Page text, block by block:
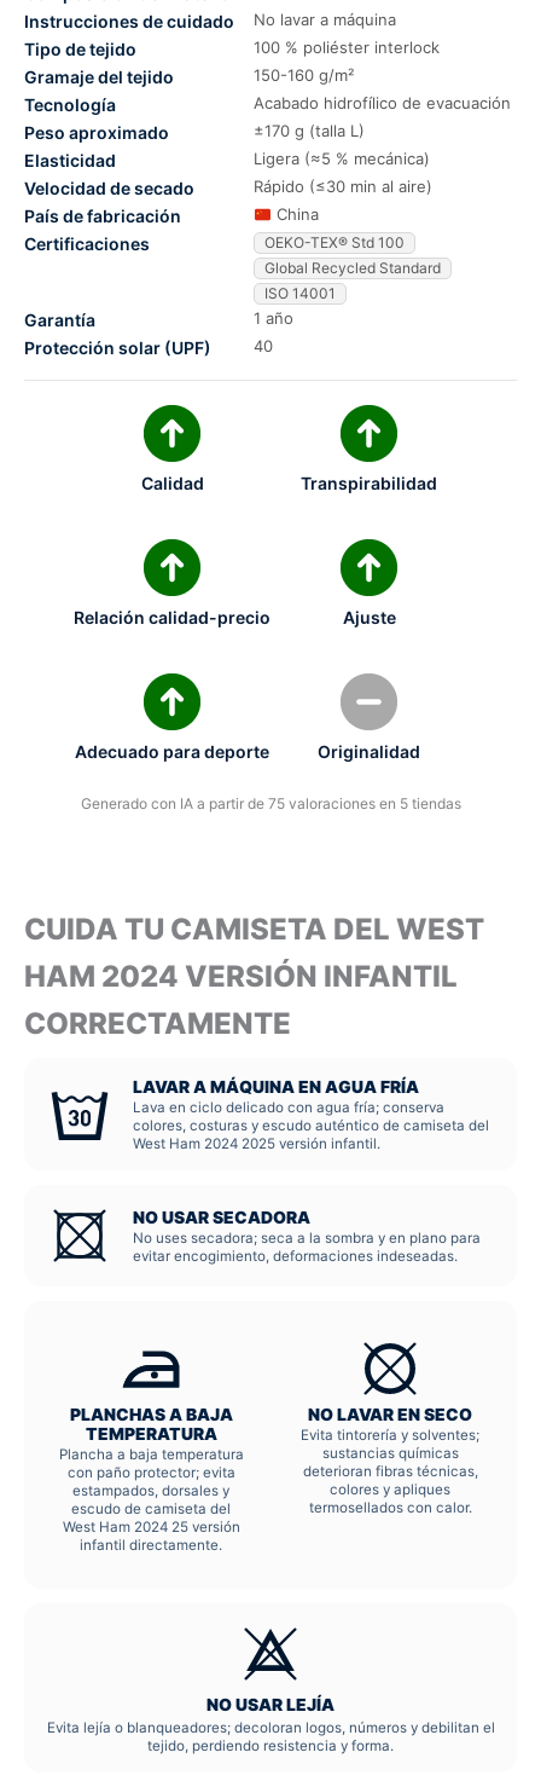
Instrucciones de cuidado No lavar a máquina
Tipo de tejido 100 % poliéster interlock
Gramaje del tejido 150-160 g/m²
Tecnología Acabado hidrofílico de evacuación
Peso aproximado ±170 g (talla L)
Elasticidad Ligera (≈5 % mecánica)
Velocidad de secado Rápido (≤30 min al aire)
País de fabricación China
Certificaciones
OEKO-TEX® Std 100
Global Recycled Standard
ISO 14001
Garantía 1 año
Protección solar (UPF) 40
Calidad Transpirabilidad
Relación calidad-precio Ajuste
Adecuado para deporte Originalidad
Generado con IA a partir de 75 valoraciones en 5 tiendas
CUIDA TU CAMISETA DEL WEST
HAM 2024 VERSIÓN INFANTIL
CORRECTAMENTE
LAVAR A MÁQUINA EN AGUA FRÍA
Lava en ciclo delicado con agua fría; conserva
colores, costuras y escudo auténtico de camiseta del
West Ham 2024 2025 versión infantil.
NO USAR SECADORA
No uses secadora; seca a la sombra y en plano para
evitar encogimiento, deformaciones indeseadas.
PLANCHAS A BAJA
TEMPERATURA
Plancha a baja temperatura
con paño protector; evita
estampados, dorsales y
escudo de camiseta del
West Ham 2024 25 versión
infantil directamente.
NO LAVAR EN SECO
Evita tintorería y solventes;
sustancias químicas
deterioran fibras técnicas,
colores y apliques
termosellados con calor.
NO USAR LEJÍA
Evita lejía o blanqueadores; decoloran logos, números y debilitan el
tejido, perdiendo resistencia y forma.